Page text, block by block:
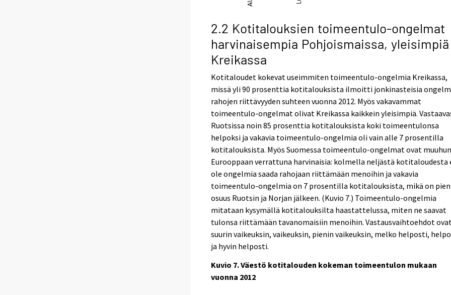
2.2 Kotitalouksien toimeentulo-ongelmat
harvinaisempia Pohjoismaissa, yleisimpiä
Kreikassa
Kotitaloudet kokevat useimmiten toimeentulo-ongelmia Kreikassa,
missä yli 90 prosenttia kotitalouksista ilmoitti jonkinasteisia
rahojen riittävyyden suhteen vuonna 2012. Myös vakavammat
toimeentulo-ongelmat olivat Kreikassa kaikkein yleisimpiä.
Ruotsissa noin 85 prosenttia kotitalouksista koki toimeentulonsa
helpoksi ja vakavia toimeentulo-ongelmia oli vain alle 7 prosentilla
kotitalouksista. Myös Suomessa toimeentulo-ongelmat ovat
Eurooppaan verrattuna harvinaisia: kolmella neljästä kotitaloudesta
ole ongelmia saada rahojaan riittämään menoihin ja vakavia
toimeentulo-ongelmia on 7 prosentilla kotitalouksista, mikä on
osuus Ruotsin ja Norjan jälkeen. (Kuvio 7.) Toimeentulo-ongelmia
mitataan kysymällä kotitalouksilta haastattelussa, miten ne saavat
tulonsa riittämään tavanomaisiin menoihin. Vastausvaihtoehdot
suurin vaikeuksin, vaikeuksin, pienin vaikeuksin, melko helposti,
ja hyvin helposti.
Kuvio 7. Väestö kotitalouden kokeman toimeentulon mukaan
vuonna 2012